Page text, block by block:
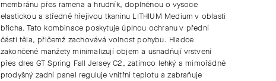
membránu přes ramena a hrudník, doplněnou o vysoce
elastickou a středně hřejivou tkaninu LITHIUM Medium v oblasti
břicha. Tato kombinace poskytuje úplnou ochranu v přední
části těla, přičemž zachovává volnost pohybu. Hladce
zakončené manžety minimalizují objem a usnadňují vrstvení
přes dres GT Spring Fall Jersey C2, zatímco lehký a mimořádně
prodyšný zadní panel reguluje vnitřní teplotu a zabraňuje